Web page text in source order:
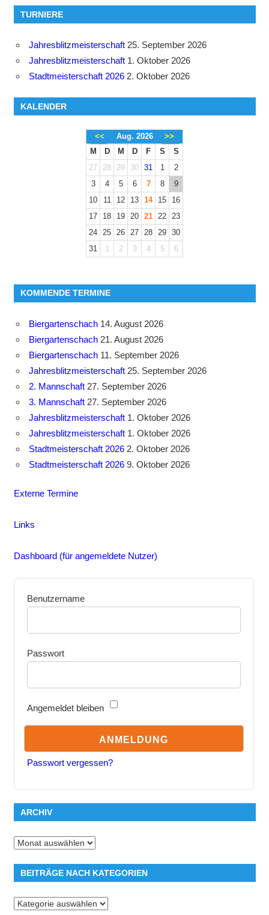
TURNIERE
Jahresblitzmeisterschaft 25. September 2026
Jahresblitzmeisterschaft 1. Oktober 2026
Stadtmeisterschaft 2026 2. Oktober 2026
KALENDER
<< Aug. 2026
>>
M
D M D F S
S
27
28 29 30 31 1
2
3
4 5 6 7 8
9
10
11 12 13 14 15
16
17
18 19 20 21 22
23
24
25 26 27 28 29 30
31
1 2 3 4 5 6
KOMMENDE TERMINE
Biergartenschach 14. August 2026
Biergartenschach 21. August 2026
Biergartenschach 11. September 2026
Jahresblitzmeisterschaft 25. September 2026
2. Mannschaft 27. September 2026
3. Mannschaft 27. September 2026
Jahresblitzmeisterschaft 1. Oktober 2026
Jahresblitzmeisterschaft 1. Oktober 2026
Stadtmeisterschaft 2026 2. Oktober 2026
Stadtmeisterschaft 2026 9. Oktober 2026
Externe Termine
Links
Dashboard (für angemeldete Nutzer)
Benutzername
Passwort
Angemeldet bleiben
Passwort vergessen?
ARCHIV
Archiv
BEITRÄGE NACH KATEGORIEN
Beiträge